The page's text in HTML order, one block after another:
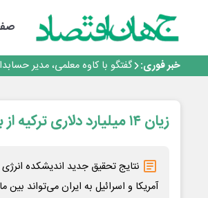
خبر فوری:
راهی که فولاد مبارکه پس از
فولاد مبارکه اصفهان
گفتگو با کاوه معلمی، مدیر
حیات اکتشافات غدیر در هاله‌ای
راهی که فولاد مبارکه پس از
فولاد مبارکه اصفهان
افتتاح بزرگ‌ترین و مجهزترین
زیان ۱۴ میلیارد دلاری ترکیه از بحران انرژی
نتایج تحقیق جدید اندیشکده